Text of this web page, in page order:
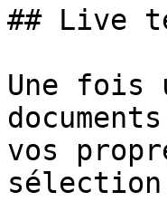
## Live
Une fois
vos
sélection